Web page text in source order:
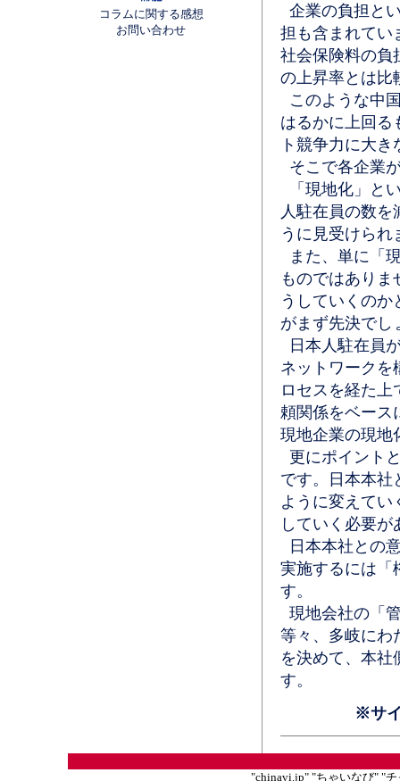
コラムに関する感想
お問い合わせ
企業の負担と
担も含まれてい
社会保険料の負
の上昇率とは比
このような中
はるかに上回る
ト競争力に大
そこで各企業
「現地化」と
人駐在員の数
うに見受けられ
また、単に「
ものではあり
うしていくの
がまず先決でし
日本人駐在員
ネットワークを
ロセスを経た
頼関係をベース
現地企業の現地
更にポイント
です。日本本社
ように変えてい
していく必要が
日本本社との
実施するには「
す。
現地会社の「
等々、多岐にわ
を決めて、本社
す。
※サ
"chinavi.jp" "ちゃいなび" "